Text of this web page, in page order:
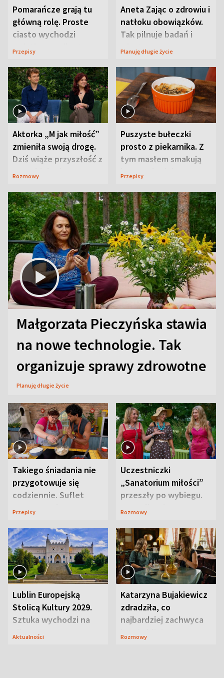
Pomarańcze grają tu
główną rolę. Proste
ciasto wychodzi
wyjątkowo wilgotne
Przepisy
Aneta Zając o zdrowiu i
natłoku obowiązków.
Tak pilnuje badań i
wizyt
Planuję długie życie
Aktorka „M jak miłość”
zmieniła swoją drogę.
Dziś wiąże przyszłość z
neurobiologią
Rozmowy
Puszyste bułeczki
prosto z piekarnika. Z
tym masłem smakują
jeszcze lepiej
Przepisy
Małgorzata Pieczyńska stawia
na nowe technologie. Tak
organizuje sprawy zdrowotne
Planuję długie życie
Takiego śniadania nie
przygotowuje się
codziennie. Suflet
serowy zachwyca
Przepisy
Uczestniczki
„Sanatorium miłości”
przeszły po wybiegu.
Te stylizacje
Rozmowy
Lublin Europejską
Stolicą Kultury 2029.
Sztuka wychodzi na
ulice
Aktualności
Katarzyna Bujakiewicz
zdradziła, co
najbardziej zachwyca
ją w Lublinie
Rozmowy